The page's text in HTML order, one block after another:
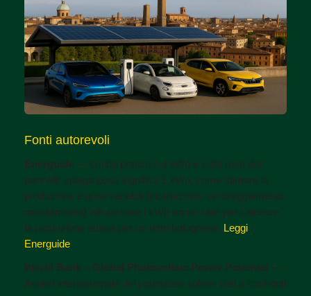
Fonti autorevoli
Energuide— Guida pratica sul kWp e sulla resa dei
pannelli: spiega cosa significa 1 kWp, come stimare la
produzione e quali variabili (inclinazione, ombreggiamento,
orientamento) influenzano i kWh annui; utile per calibrare
la produzione attesa per un tetto bolognese. Leggi
Energuide
World Bank – Global Photovoltaic Power Potential —
Analisi internazionale del potenziale solare: dati e confronti